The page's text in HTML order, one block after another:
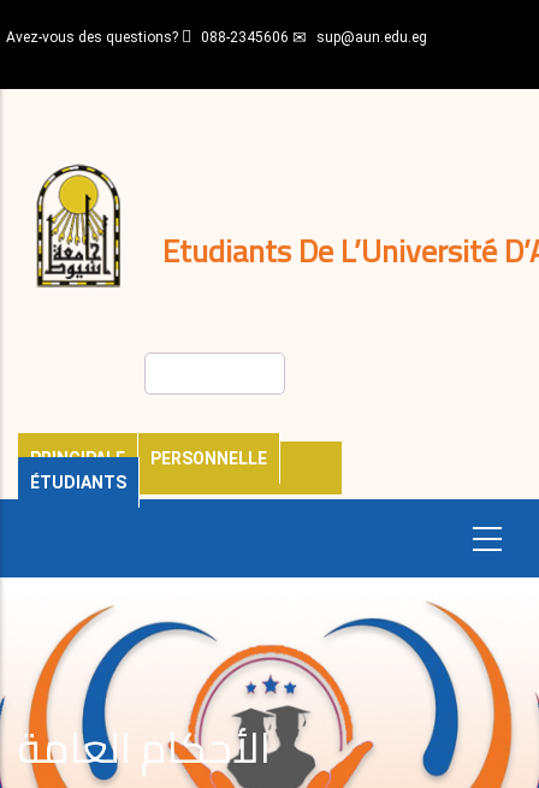
au
principal
Avez-vous des questions? 088-2345606 sup@aun.edu.eg
Etudiants De L’Université
PRINCIPALE
PERSONNELLE
ÉTUDIANTS
décisions
Expatriés
Journal
الأحكام العامة